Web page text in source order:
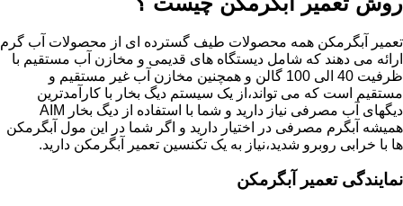
تعمیر آبگرمکن همه محصولات طیف گسترده ای از محصولات آب گرم
ارائه می دهند که شامل دیستگاه های قدیمی و مخازن آب مستقیم با
ظرفیت 40 الی 100 گالن و همچنین مخازن آب غیر مستقیم و
مستقیم است که می تواند،از یک سیستم دیگ بخار با کارآمدترین
دیگهای آب مصرفی نیاز دارید و شما با استفاده از دیگ بخار AIM
همیشه آبگرم مصرفی در اختیار دارید و اگر شما در این مول آبگرمکن
ها با خرابی روبرو شدید،نیاز به یک تکنسین تعمیر آبگرمکن دارید.
نمایندگی تعمیر آبگرمکن